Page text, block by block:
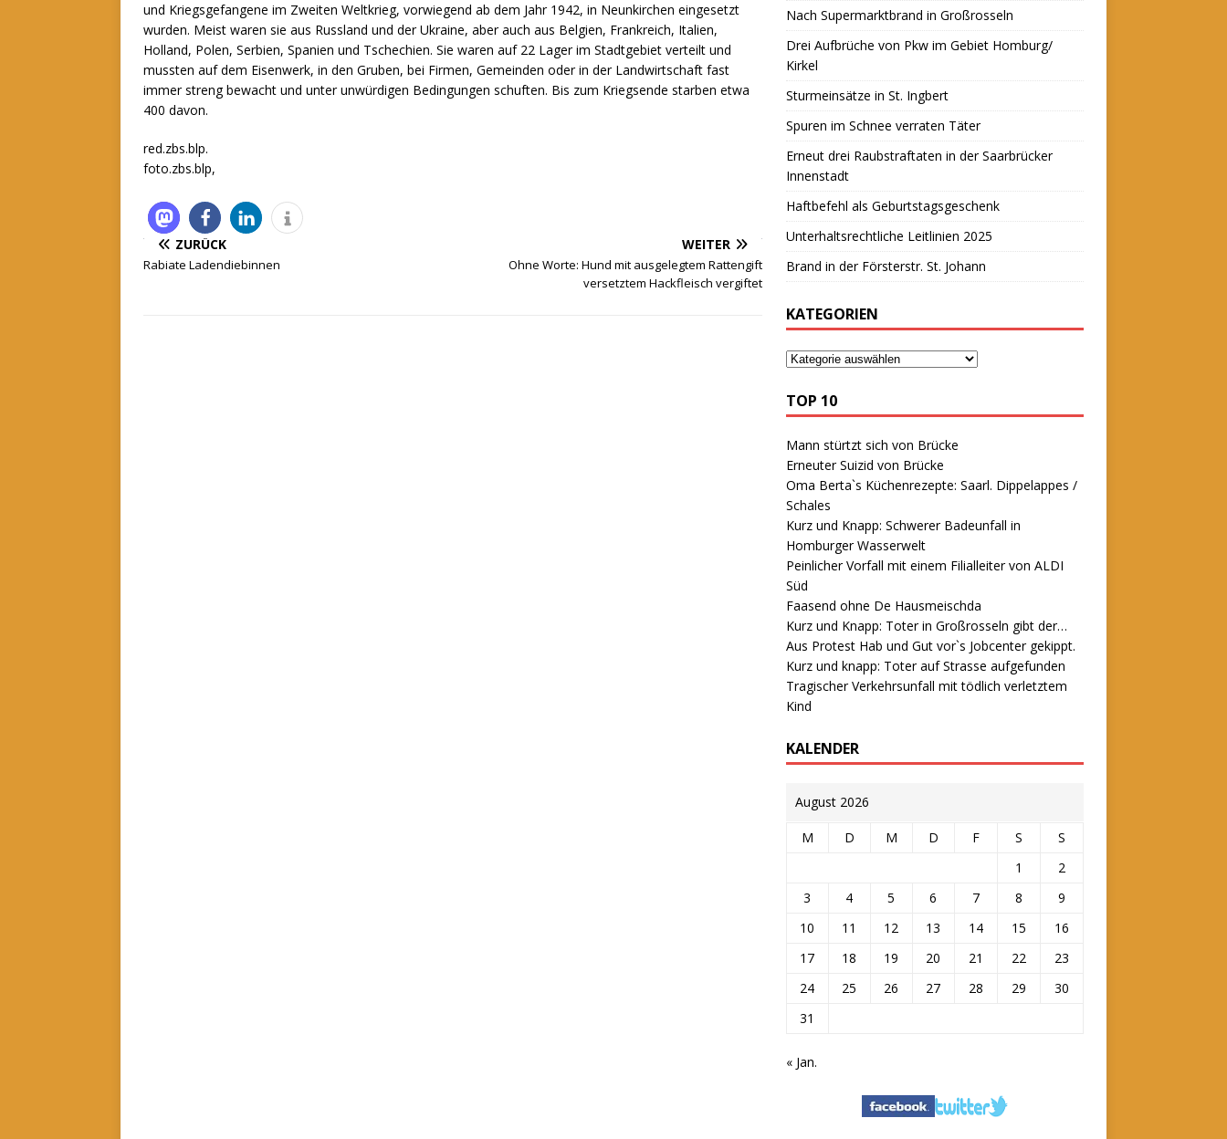
und Kriegsgefangene im Zweiten Weltkrieg, vorwiegend ab dem Jahr 1942, in Neunkirchen eingesetzt
wurden. Meist waren sie aus Russland und der Ukraine, aber auch aus Belgien, Frankreich, Italien,
Holland, Polen, Serbien, Spanien und Tschechien. Sie waren auf 22 Lager im Stadtgebiet verteilt und
mussten auf dem Eisenwerk, in den Gruben, bei Firmen, Gemeinden oder in der Landwirtschaft fast
immer streng bewacht und unter unwürdigen Bedingungen schuften. Bis zum Kriegsende starben etwa
400 davon.
red.zbs.blp.
foto.zbs.blp,
ZURÜCK
Rabiate Ladendiebinnen
WEITER
Ohne Worte: Hund mit ausgelegtem Rattengift
versetztem Hackfleisch vergiftet
Nach Supermarktbrand in Großrosseln
Drei Aufbrüche von Pkw im Gebiet Homburg/
Kirkel
Sturmeinsätze in St. Ingbert
Spuren im Schnee verraten Täter
Erneut drei Raubstraftaten in der Saarbrücker
Innenstadt
Haftbefehl als Geburtstagsgeschenk
Unterhaltsrechtliche Leitlinien 2025
Brand in der Försterstr. St. Johann
KATEGORIEN
TOP 10
Mann stürtzt sich von Brücke
Erneuter Suizid von Brücke
Oma Berta`s Küchenrezepte: Saarl. Dippelappes /
Schales
Kurz und Knapp: Schwerer Badeunfall in
Homburger Wasserwelt
Peinlicher Vorfall mit einem Filialleiter von ALDI
Süd
Faasend ohne De Hausmeischda
Kurz und Knapp: Toter in Großrosseln gibt der…
Aus Protest Hab und Gut vor`s Jobcenter gekippt.
Kurz und knapp: Toter auf Strasse aufgefunden
Tragischer Verkehrsunfall mit tödlich verletztem
Kind
KALENDER
August 2026
M D M D F S
S
1
2
3
4 5 6 7 8
9
10
11 12 13 14 15
16
17
18 19 20 21 22
23
24
25 26 27 28 29
30
31
« Jan.